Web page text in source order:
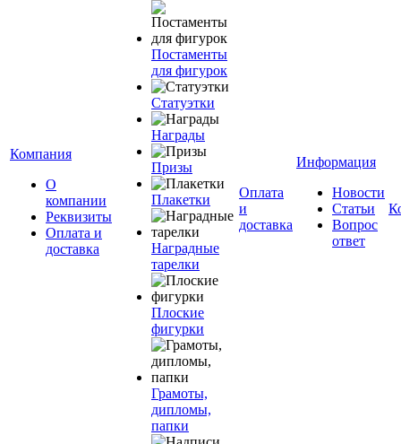
Компания
О
компании
Реквизиты
Оплата и
доставка
Постаменты
для фигурок
Статуэтки
Награды
Призы
Плакетки
Наградные
тарелки
Плоские
фигурки
Грамоты,
дипломы,
папки
Оплата
и
доставка
Информация
Новости
Статьи
Вопрос
ответ